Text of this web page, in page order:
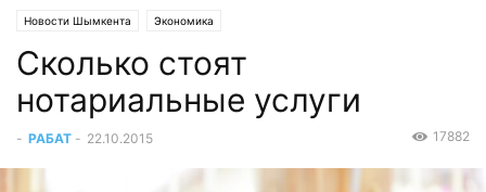
Новости Шымкента Экономика
Сколько стоят
нотариальные услуги
- РАБАТ - 22.10.2015 17882